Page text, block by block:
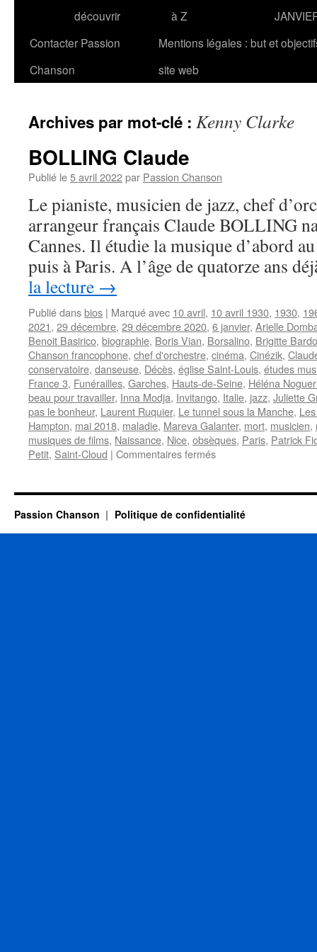
découvrir
à Z
Contacter Passion
Chanson
Mentions légales : but et
site web
Archives par mot-clé : Kenny Clarke
BOLLING Claude
Publié le5 avril 2022par Passion Chanson
Le pianiste, musicien de jazz, chef
arrangeur français Claude BOLLING
Cannes. Il étudie la musique d’abord
puis à Paris. A l’âge de quatorze ans
la lecture →
Publié dansbios | Marqué avec 10 avril, 10 avril 1930, 1930,
2021, 29 décembre, 29 décembre 2020, 6 janvier, Arielle
Benoit Basirico, biographie, Boris Vian, Borsalino, Brigitte
Chanson francophone, chef d'orchestre, cinéma, Cinézik,
conservatoire, danseuse, Décès, église Saint-Louis, études
France 3, Funérailles, Garches, Hauts-de-Seine, Héléna
beau pour travailler, Inna Modja, Invitango, Italie, jazz, Juliette
pas le bonheur, Laurent Ruquier, Le tunnel sous la Manche,
Hampton, mai 2018, maladie, Mareva Galanter, mort, musicien,
musiques de films, Naissance, Nice, obsèques, Paris, Patrick
Petit, Saint-Cloud | Commentaires ferméssur
Passion Chanson Politique de confidentialité